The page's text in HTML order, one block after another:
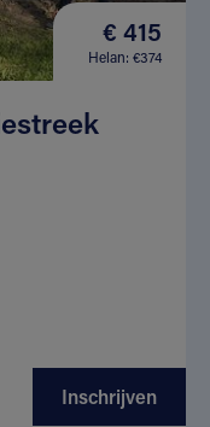
€ 415
Helan: €374
Inschrijven